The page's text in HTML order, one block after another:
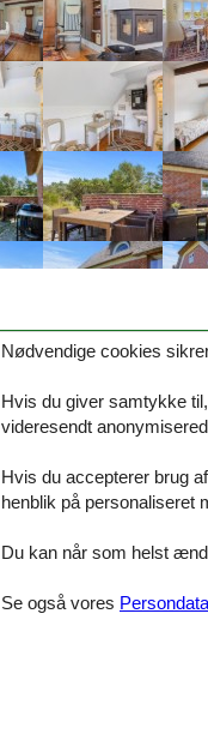
39 i Nymindegab
der ligger mod vest.
med brændeovn
125 m² fordeler sig
kan I samles til
brændeovn kan du
klitter. I kan med
også
fordelt på 2 værelser
med udsigt -
ligger på en fin
Nødvendige cookies
Hvis du giver samtykke
videresendt
Hvis du accepterer brug
henblik på personaliseret
Du kan når som helst
Se også vores